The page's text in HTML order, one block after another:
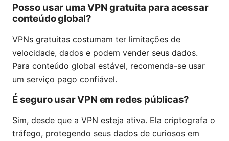
Posso usar uma VPN gratuita para acessar
conteúdo global?
VPNs gratuitas costumam ter limitações de
velocidade, dados e podem vender seus dados.
Para conteúdo global estável, recomenda-se usar
um serviço pago confiável.
É seguro usar VPN em redes públicas?
Sim, desde que a VPN esteja ativa. Ela criptografa o
tráfego, protegendo seus dados de curiosos em